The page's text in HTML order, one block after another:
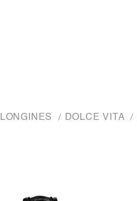
LONGINES DOLCE VITA